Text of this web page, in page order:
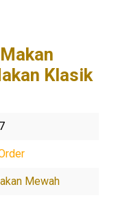
Klasik
Mewah